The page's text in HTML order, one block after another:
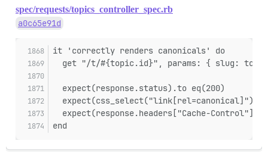
spec/requests/topics_controller_spec.rb
a0c65e91d
it 'correctly renders canonicals' do
get "/t/#{topic.id}", params: { slug:
  expect(response.status).to eq(200)
expect(response.headers["Cache-
end